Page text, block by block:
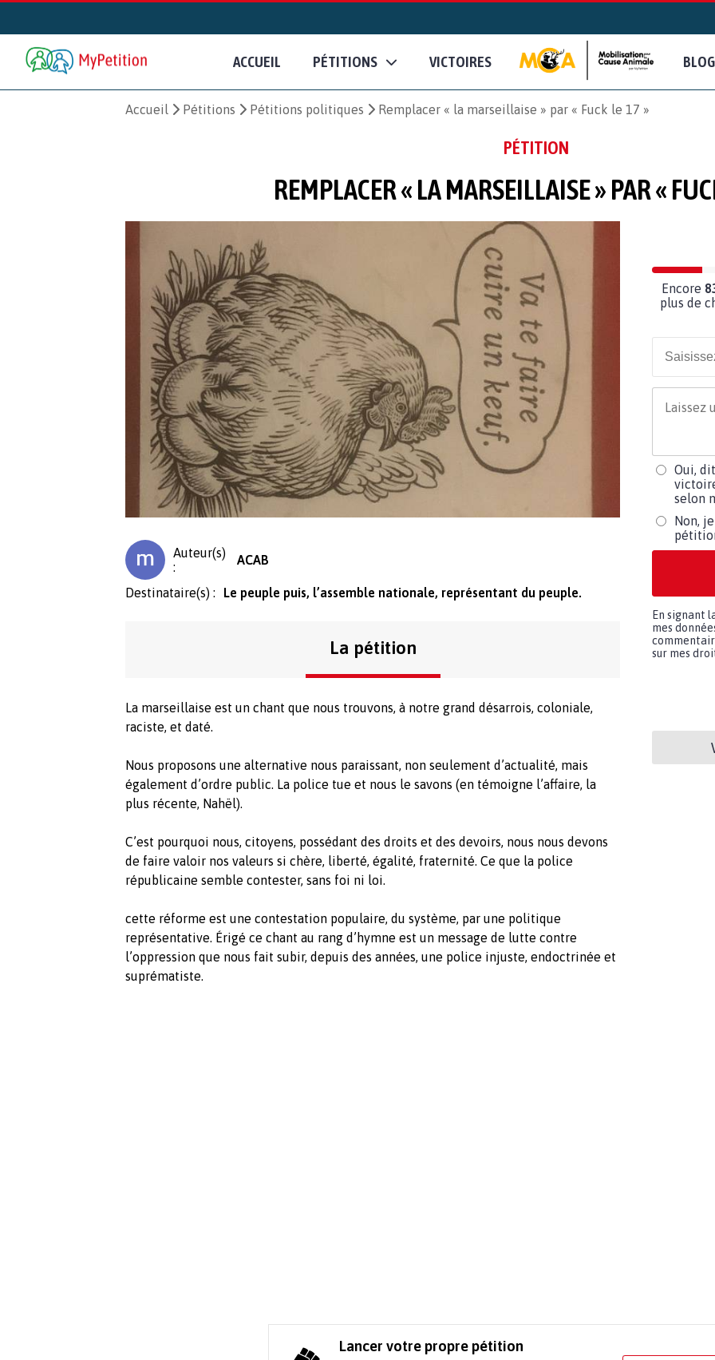
ACCUEIL PÉTITIONS VICTOIRES BLOG
Accueil Pétitions Pétitions politiques Remplacer « la marseillaise » par « Fuck le 17 »
PÉTITION
REMPLACER « LA MARSEILLAISE » PAR «
Auteur(s)
:
ACAB
Destinataire(s) : Le peuple puis, l’assemble nationale, représentant du peuple.
La pétition
La marseillaise est un chant que nous trouvons, à notre grand désarrois, coloniale,
raciste, et daté.
Nous proposons une alternative nous paraissant, non seulement d’actualité, mais
également d’ordre public. La police tue et nous le savons (en témoigne l’affaire, la
plus récente, Nahël).
C’est pourquoi nous, citoyens, possédant des droits et des devoirs, nous nous devons
de faire valoir nos valeurs si chère, liberté, égalité, fraternité. Ce que la police
républicaine semble contester, sans foi ni loi.
cette réforme est une contestation populaire, du système, par une politique
représentative. Érigé ce chant au rang d’hymne est un message de lutte contre
l’oppression que nous fait subir, depuis des années, une police injuste, endoctrinée et
suprématiste.
Encore
plus de
Oui,
selon
Non,
En signant
mes
sur mes
Lancer votre propre pétition